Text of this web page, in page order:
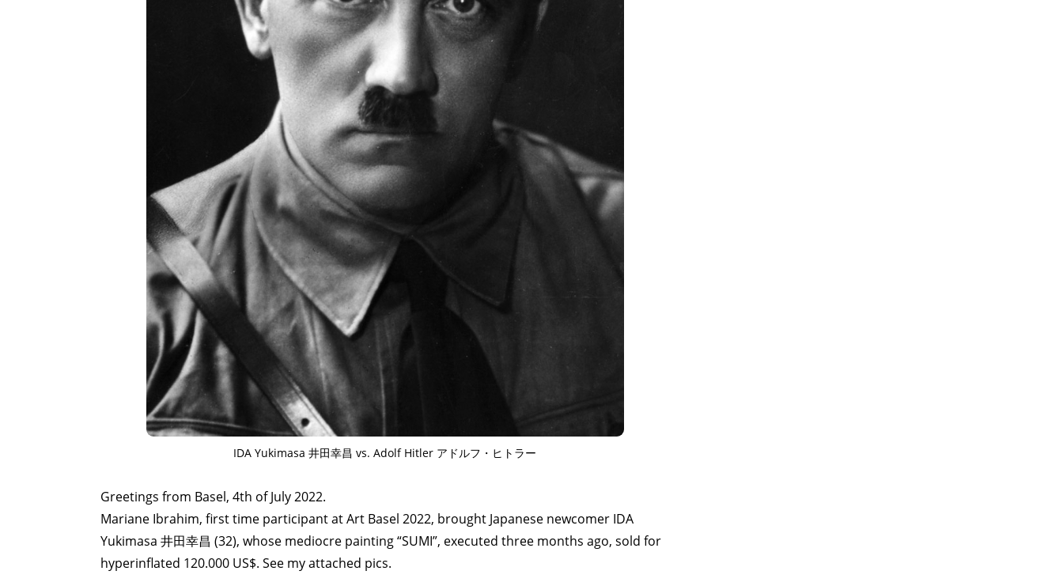
IDA Yukimasa 井田幸昌 vs. Adolf Hitler アドルフ・ヒトラー
Greetings from Basel, 4th of July 2022.
Mariane Ibrahim, first time participant at Art Basel 2022, brought Japanese newcomer IDA
Yukimasa 井田幸昌 (32), whose mediocre painting “SUMI”, executed three months ago, sold for
hyperinflated 120.000 US$. See my attached pics.